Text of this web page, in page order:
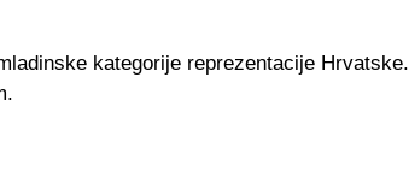
kategorije reprezentacije Hrvatske.